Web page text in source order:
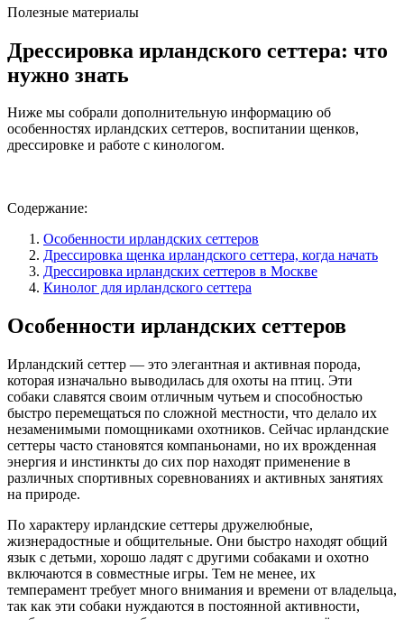
Полезные материалы
Дрессировка ирландского сеттера: что
нужно знать
Ниже мы собрали дополнительную информацию об
особенностях ирландских сеттеров, воспитании щенков,
дрессировке и работе с кинологом.
Содержание:
Особенности ирландских сеттеров
Дрессировка щенка ирландского сеттера, когда начать
Дрессировка ирландских сеттеров в Москве
Кинолог для ирландского сеттера
Особенности ирландских сеттеров
Ирландский сеттер — это элегантная и активная порода,
которая изначально выводилась для охоты на птиц. Эти
собаки славятся своим отличным чутьем и способностью
быстро перемещаться по сложной местности, что делало их
незаменимыми помощниками охотников. Сейчас ирландские
сеттеры часто становятся компаньонами, но их врожденная
энергия и инстинкты до сих пор находят применение в
различных спортивных соревнованиях и активных занятиях
на природе.
По характеру ирландские сеттеры дружелюбные,
жизнерадостные и общительные. Они быстро находят общий
язык с детьми, хорошо ладят с другими собаками и охотно
включаются в совместные игры. Тем не менее, их
темперамент требует много внимания и времени от владельца,
так как эти собаки нуждаются в постоянной активности,